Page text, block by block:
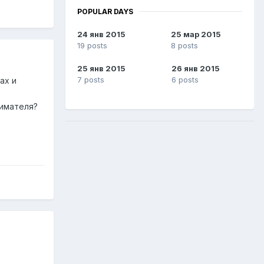
и
POPULAR DAYS
24 янв 2015
19 posts
25 мар 2015
8 posts
25 янв 2015
7 posts
26 янв 2015
6 posts